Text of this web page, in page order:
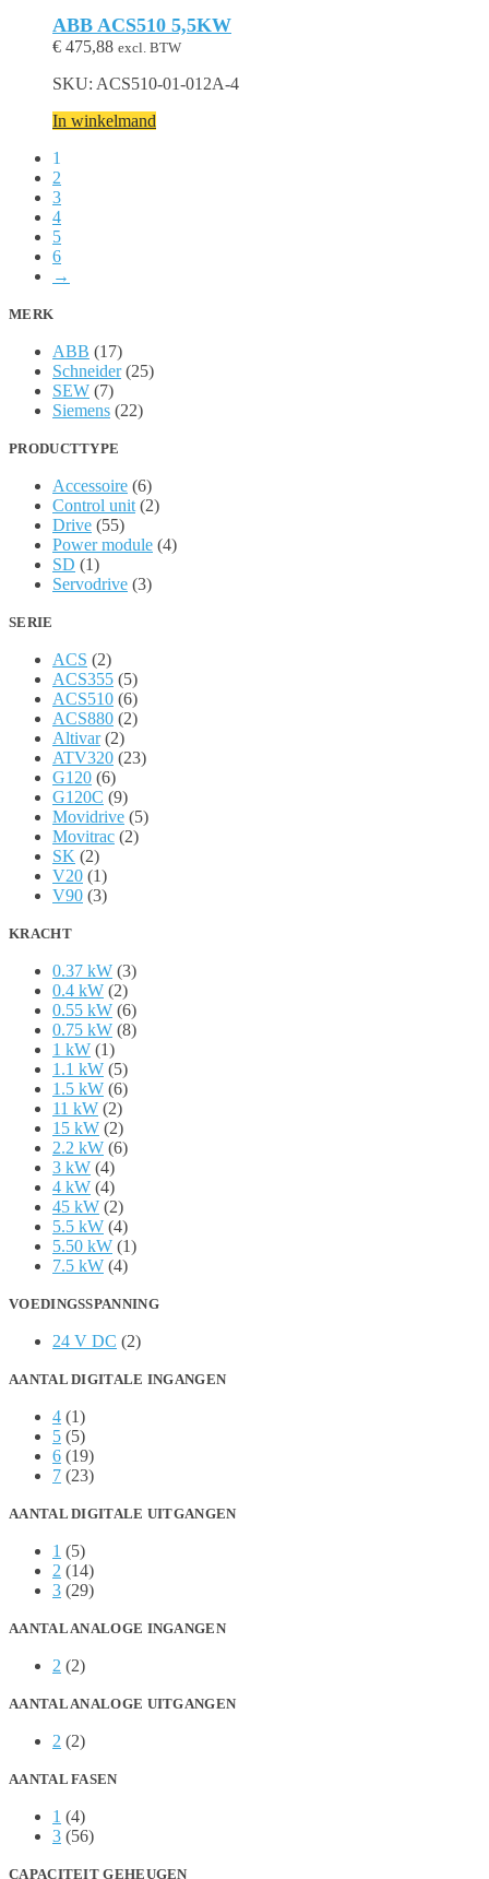
ABB ACS510 5,5KW
€ 475,88 excl. BTW
SKU: ACS510-01-012A-4
In winkelmand
1
2
3
4
5
6
→
MERK
ABB (17)
Schneider (25)
SEW (7)
Siemens (22)
PRODUCTTYPE
Accessoire (6)
Control unit (2)
Drive (55)
Power module (4)
SD (1)
Servodrive (3)
SERIE
ACS (2)
ACS355 (5)
ACS510 (6)
ACS880 (2)
Altivar (2)
ATV320 (23)
G120 (6)
G120C (9)
Movidrive (5)
Movitrac (2)
SK (2)
V20 (1)
V90 (3)
KRACHT
0.37 kW (3)
0.4 kW (2)
0.55 kW (6)
0.75 kW (8)
1 kW (1)
1.1 kW (5)
1.5 kW (6)
11 kW (2)
15 kW (2)
2.2 kW (6)
3 kW (4)
4 kW (4)
45 kW (2)
5.5 kW (4)
5.50 kW (1)
7.5 kW (4)
VOEDINGSSPANNING
24 V DC (2)
AANTAL DIGITALE INGANGEN
4 (1)
5 (5)
6 (19)
7 (23)
AANTAL DIGITALE UITGANGEN
1 (5)
2 (14)
3 (29)
AANTAL ANALOGE INGANGEN
2 (2)
AANTAL ANALOGE UITGANGEN
2 (2)
AANTAL FASEN
1 (4)
3 (56)
CAPACITEIT GEHEUGEN